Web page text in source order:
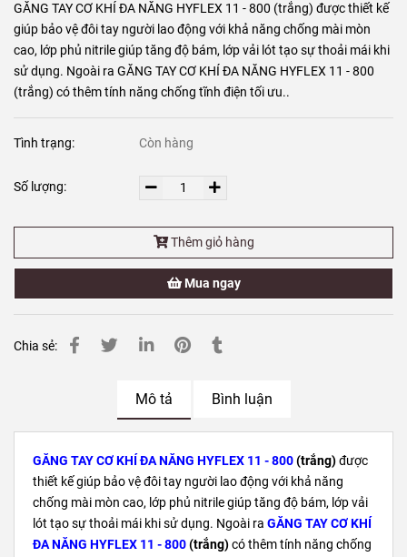
GĂNG TAY CƠ KHÍ ĐA NĂNG HYFLEX 11 - 800 (trắng) được thiết kế
giúp bảo vệ đôi tay người lao động với khả năng chống mài mòn
cao, lớp phủ nitrile giúp tăng độ bám, lớp vải lót tạo sự thoải mái khi
sử dụng. Ngoài ra GĂNG TAY CƠ KHÍ ĐA NĂNG HYFLEX 11 - 800
(trắng) có thêm tính năng chống tĩnh điện tối ưu..
Tình trạng: Còn hàng
Số lượng:
Thêm giỏ hàng
Mua ngay
Chia sẻ:
Mô tả Bình luận
GĂNG TAY CƠ KHÍ ĐA NĂNG HYFLEX 11 - 800(trắng)được
thiết kế giúp bảo vệ đôi tay người lao động với khả năng
chống mài mòn cao, lớp phủ nitrile giúp tăng độ bám, lớp vải
lót tạo sự thoải mái khi sử dụng. Ngoài ra GĂNG TAY CƠ KHÍ
ĐA NĂNG HYFLEX 11 - 800(trắng)có thêm tính năng chống